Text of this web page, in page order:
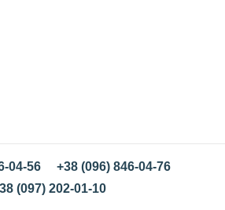
04-56
+38 (096) 846-04-76
(097) 202-01-10